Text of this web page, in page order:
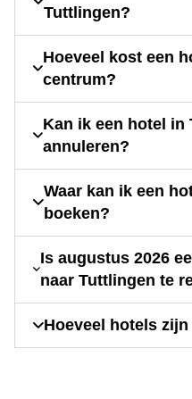
Tuttlingen?
Hoeveel kost een
centrum?
Kan ik een hotel
annuleren?
Waar kan ik een
boeken?
Is augustus 2026
naar Tuttlingen te
Hoeveel hotels